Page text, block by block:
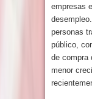
empresas
personas
público,
de compra
menor